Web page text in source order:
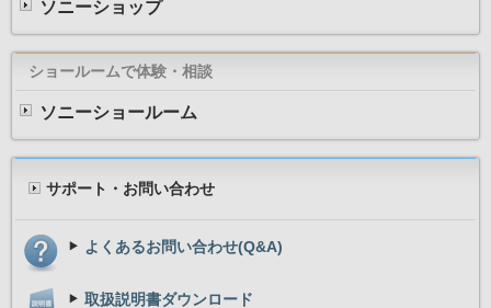
ソニーショップ
ショールームで体験・相談
ソニーショールーム
サポート・お問い合わせ
よくあるお問い合わせ(Q&A)
取扱説明書ダウンロード